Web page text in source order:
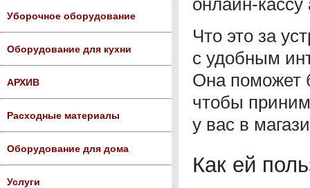
Уборочное оборудование
Оборудование для кухни
АРХИВ
Расходные материалы
Оборудование для дома
Услуги
Что это за
с удобным
Она поможет
чтобы
у вас в
Как ей